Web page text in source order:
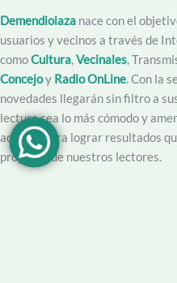
Demendiolaza nace con el
usuarios y vecinos a través de
comoCultura,Vecinales,
Concejoy Radio OnLine. Con la
novedades llegarán sin filtro a
lectura sea lo más cómodo y
además para lograr resultados
propias y de nuestros lectores.